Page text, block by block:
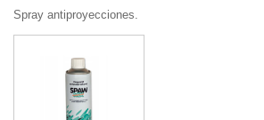
Spray antiproyecciones.